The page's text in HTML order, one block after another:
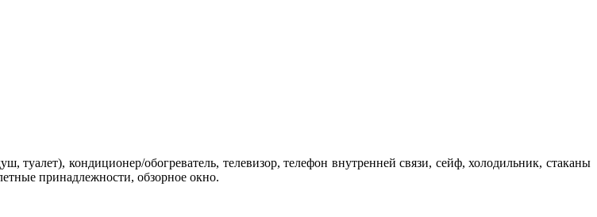
туалет), кондиционер/обогреватель, телевизор, телефон внутренней связи, сейф, холодильник, стаканы
принадлежности, обзорное окно.